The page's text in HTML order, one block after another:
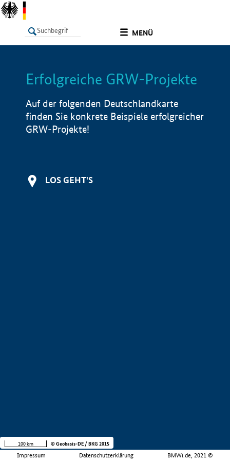
MENÜ
LISTE Info
Erfolgreiche GRW-Projekte
Auf der folgenden Deutschlandkarte
finden Sie konkrete Beispiele erfolgreicher
GRW-Projekte!
LOS GEHT'S
Impressum Datenschutzerklärung BMWi.de, 2021 ©
100 km © Geobasis-DE / BKG 2015